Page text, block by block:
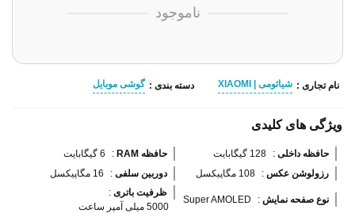
ناموجود
نام تجاری : شیائومی | XIAOMI دسته بندی : گوشی موبایل
ویژگی های کلیدی
حافظه داخلی : 128 گیگابایت حافظه RAM :
6 گیگابایت
رزولوشن عکس : 108 مگاپیکسل دوربین سلفی : 16 مگاپیکسل
نوع صفحه نمایش :
Super AMOLED
ظرفیت باتری :
5000 میلی آمپر ساعت